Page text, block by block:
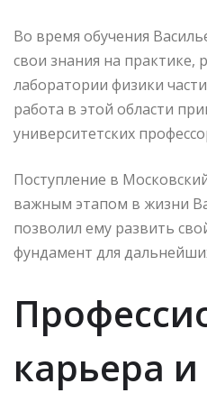
Во время обучения
свои знания на практике,
лаборатории физики
работа в этой области
университетских
Поступление в
важным этапом в жизни
позволил ему развить
фундамент для
карьера и